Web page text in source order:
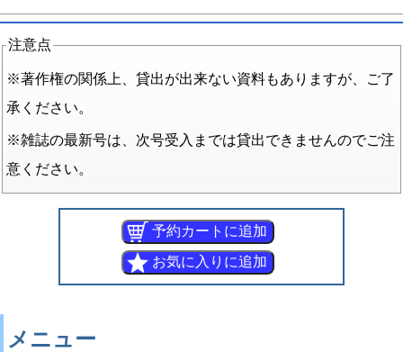
注意点
※著作権の関係上、貸出が出来ない資料もありますが、ご了
承ください。
※雑誌の最新号は、次号受入までは貸出できませんのでご注
意ください。
メニュー